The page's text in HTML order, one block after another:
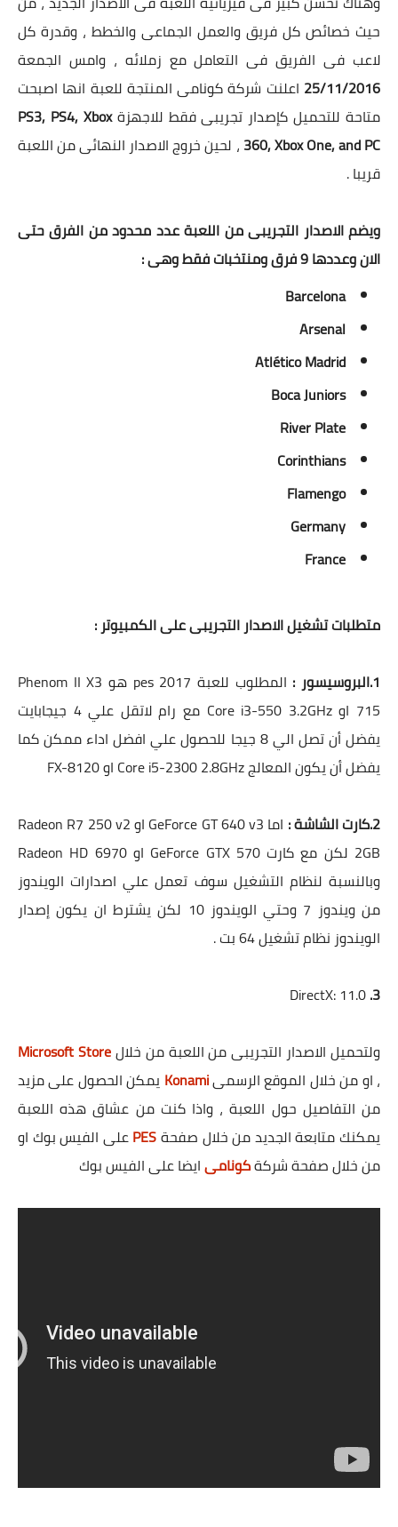
حيث خصائص كل فريق والعمل الجماعى والخطط ، وقدرة كل
لاعب فى الفريق فى التعامل مع زملائه ، وامس الجمعة
25/11/2016 اعلنت شركة كونامى المنتجة للعبة انها اصبحت
متاحة للتحميل كإصدار تجريبى فقط للاجهزةPS3, PS4, Xbox
360, Xbox One, and PC ، لحين خروج الاصدار النهائى من اللعبة
قريبا .
ويضم الاصدار التجريبى من اللعبة عدد محدود من الفرق حتى
الان وعددها 9 فرق ومنتخبات فقط وهى :
Barcelona
Arsenal
Atlético Madrid
Boca Juniors
River Plate
Corinthians
Flamengo
Germany
France
متطلبات تشغيل الاصدار التجريبى على الكمبيوتر :
1.البروسيسور :
المطلوب للعبة pes 2017 هو Phenom II X3
715 او Core i3-550 3.2GHz مع رام لاتقل علي 4 جيجابايت
يفضل أن تصل الي 8 جيجا للحصول علي افضل اداء ممكن كما
يفضل أن يكون المعالج Core i5-2300 2.8GHz او FX-8120
2.كارت الشاشة :
اما GeForce GT 640 v3 او Radeon R7 250 v2
2GB لكن مع كارت GeForce GTX 570 او Radeon HD 6970
وبالنسبة لنظام التشغيل سوف تعمل علي اصدارات الويندوز
من ويندوز 7 وحتي الويندوز 10 لكن يشترط ان يكون إصدار
الويندوز نظام تشغيل 64 بت .
3.
ولتحميل الاصدار التجريبى من اللعبة من خلالMicrosoft Store
، او من خلال الموقع الرسمىKonami يمكن الحصول على مزيد
من التفاصيل حول اللعبة ، واذا كنت من عشاق هذه اللعبة
يمكنك متابعة الجديد من خلال صفحةPESعلى الفيس بوك او
من خلال صفحة شركةكونامىايضا على الفيس بوك